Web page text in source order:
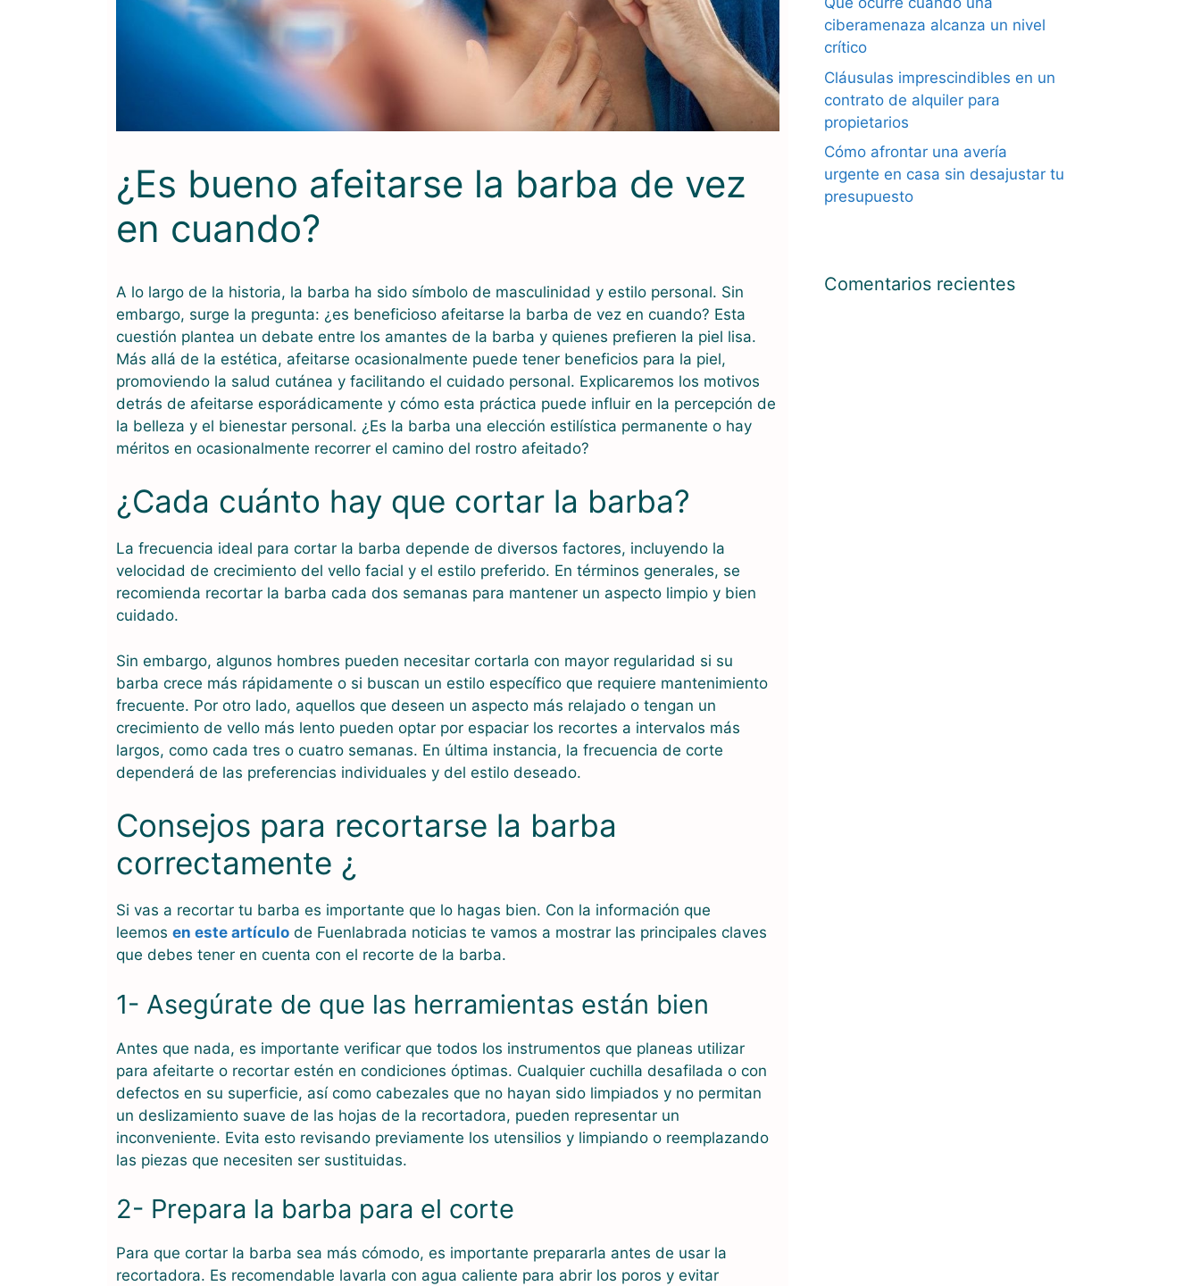
¿Es bueno afeitarse la barba de vez
en cuando?
A lo largo de la historia, la barba ha sido símbolo de masculinidad y estilo personal. Sin
embargo, surge la pregunta: ¿es beneficioso afeitarse la barba de vez en cuando? Esta
cuestión plantea un debate entre los amantes de la barba y quienes prefieren la piel lisa.
Más allá de la estética, afeitarse ocasionalmente puede tener beneficios para la piel,
promoviendo la salud cutánea y facilitando el cuidado personal. Explicaremos los motivos
detrás de afeitarse esporádicamente y cómo esta práctica puede influir en la percepción de
la belleza y el bienestar personal. ¿Es la barba una elección estilística permanente o hay
méritos en ocasionalmente recorrer el camino del rostro afeitado?
¿Cada cuánto hay que cortar la barba?
La frecuencia ideal para cortar la barba depende de diversos factores, incluyendo la
velocidad de crecimiento del vello facial y el estilo preferido. En términos generales, se
recomienda recortar la barba cada dos semanas para mantener un aspecto limpio y bien
cuidado.
Sin embargo, algunos hombres pueden necesitar cortarla con mayor regularidad si su
barba crece más rápidamente o si buscan un estilo específico que requiere mantenimiento
frecuente. Por otro lado, aquellos que deseen un aspecto más relajado o tengan un
crecimiento de vello más lento pueden optar por espaciar los recortes a intervalos más
largos, como cada tres o cuatro semanas. En última instancia, la frecuencia de corte
dependerá de las preferencias individuales y del estilo deseado.
Consejos para recortarse la barba
correctamente ¿
Si vas a recortar tu barba es importante que lo hagas bien. Con la información que
leemos en este artículode Fuenlabrada noticias te vamos a mostrar las principales claves
que debes tener en cuenta con el recorte de la barba.
1- Asegúrate de que las herramientas están bien
Antes que nada, es importante verificar que todos los instrumentos que planeas utilizar
para afeitarte o recortar estén en condiciones óptimas. Cualquier cuchilla desafilada o con
defectos en su superficie, así como cabezales que no hayan sido limpiados y no permitan
un deslizamiento suave de las hojas de la recortadora, pueden representar un
inconveniente. Evita esto revisando previamente los utensilios y limpiando o reemplazando
las piezas que necesiten ser sustituidas.
2- Prepara la barba para el corte
Para que cortar la barba sea más cómodo, es importante prepararla antes de usar la
recortadora. Es recomendable lavarla con agua caliente para abrir los poros y evitar
ciberamenaza alcanza un nivel
crítico
Cláusulas imprescindibles en un
contrato de alquiler para
propietarios
Cómo afrontar una avería
urgente en casa sin desajustar tu
presupuesto
Comentarios recientes